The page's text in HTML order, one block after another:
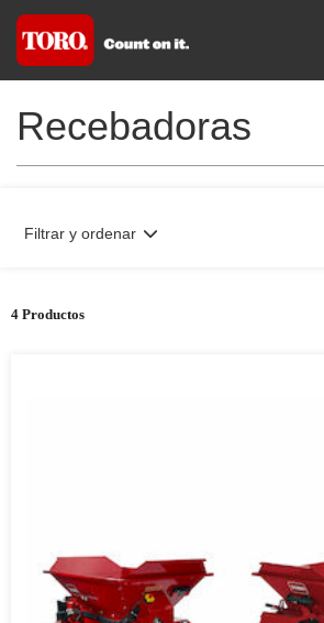
Recebadoras
4 Productos
Filtrar y ordenar